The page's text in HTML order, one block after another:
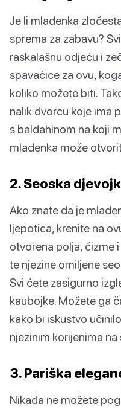
Je li mladenka
sprema za zabavu?
raskalašnu odjeću i
spavaćice za ovu,
koliko možete biti.
nalik dvorcu koje ima
s baldahinom na koji
mladenka može
2. Seoska
Ako znate da je
ljepotica, krenite na
otvorena polja, čizme
te njezine omiljene
Svi ćete zasigurno
kaubojke. Možete ga
kako bi iskustvo
njezinim korijenima na
3. Pariška
Nikada ne možete